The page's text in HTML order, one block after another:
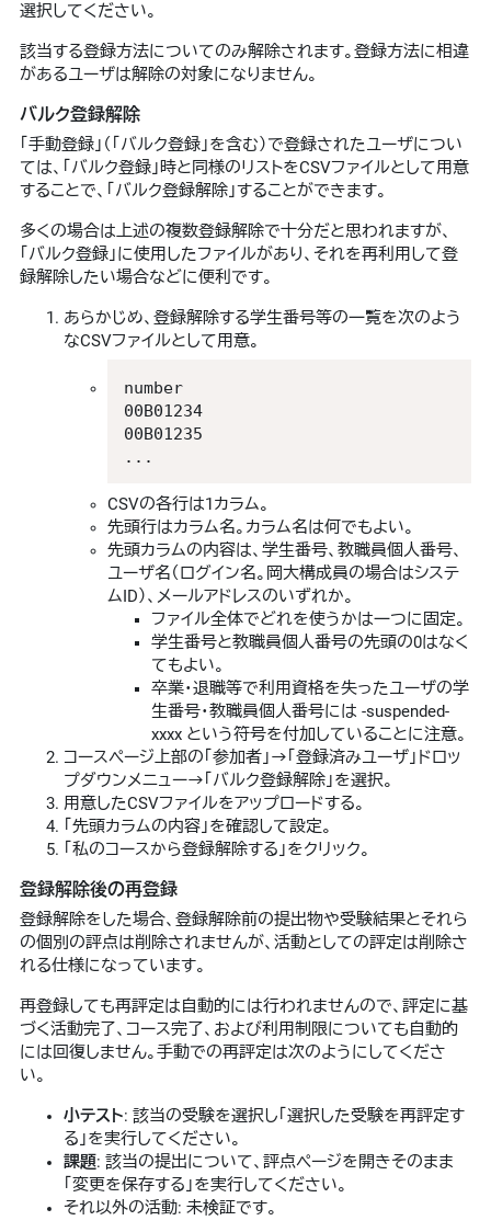
選択してください。
該当する登録方法についてのみ解除されます。登録方法に相違
があるユーザは解除の対象になりません。
バルク登録解除
「手動登録」（「バルク登録」を含む）で登録されたユーザについ
ては、「バルク登録」時と同様のリストをCSVファイルとして用意
することで、「バルク登録解除」することができます。
多くの場合は上述の複数登録解除で十分だと思われますが、
「バルク登録」に使用したファイルがあり、それを再利用して登
録解除したい場合などに便利です。
あらかじめ、登録解除する学生番号等の一覧を次のよう
なCSVファイルとして用意。
number
00B01234
00B01235
...
CSVの各行は1カラム。
先頭行はカラム名。カラム名は何でもよい。
先頭カラムの内容は、学生番号、教職員個人番号、
ユーザ名（ログイン名。岡大構成員の場合はシステ
ムID）、メールアドレスのいずれか。
ファイル全体でどれを使うかは一つに固定。
学生番号と教職員個人番号の先頭の0はなく
てもよい。
卒業・退職等で利用資格を失ったユーザの学
生番号・教職員個人番号には -suspended-
xxxx という符号を付加していることに注意。
コースページ上部の「参加者」→「登録済みユーザ」ドロッ
プダウンメニュー→「バルク登録解除」を選択。
用意したCSVファイルをアップロードする。
「先頭カラムの内容」を確認して設定。
「私のコースから登録解除する」をクリック。
登録解除後の再登録
登録解除をした場合、登録解除前の提出物や受験結果とそれら
の個別の評点は削除されませんが、活動としての評定は削除さ
れる仕様になっています。
再登録しても再評定は自動的には行われませんので、評定に基
づく活動完了、コース完了、および利用制限についても自動的
には回復しません。手動での再評定は次のようにしてくださ
い。
小テスト: 該当の受験を選択し「選択した受験を再評定す
る」を実行してください。
課題: 該当の提出について、評点ページを開きそのまま
「変更を保存する」を実行してください。
それ以外の活動: 未検証です。